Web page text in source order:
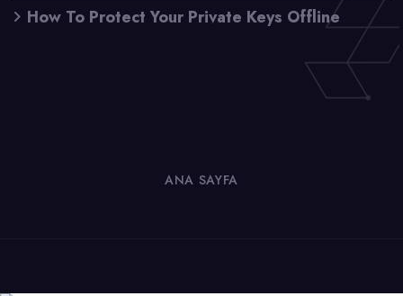
How To Protect Your Private Keys Offline
ANA SAYFA